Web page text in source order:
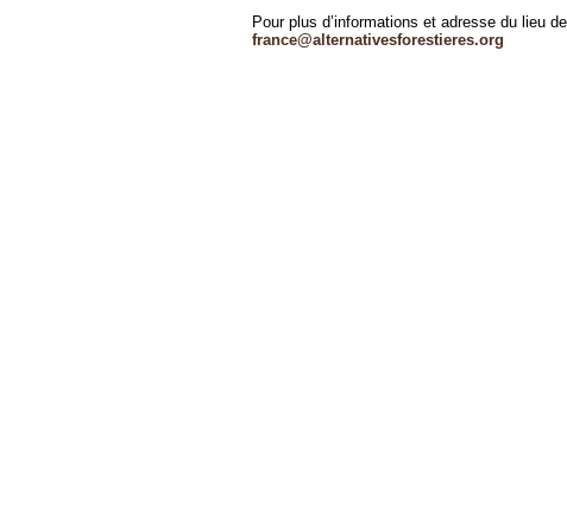
Pour plus d’informations et adresse du lieu
france@alternativesforestieres.org